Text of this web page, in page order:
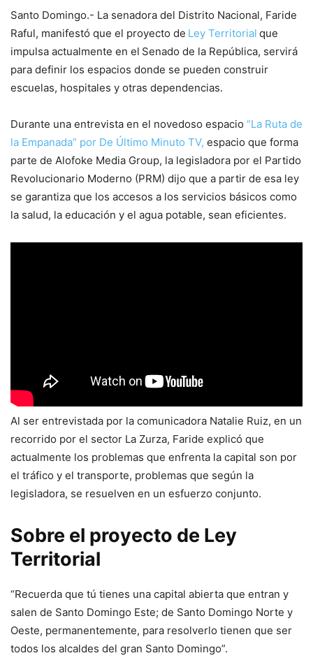
Santo Domingo.- La senadora del Distrito Nacional, Faride
Raful, manifestó que el proyecto de Ley Territorial que
impulsa actualmente en el Senado de la República, servirá
para definir los espacios donde se pueden construir
escuelas, hospitales y otras dependencias.
Durante una entrevista en el novedoso espacio “La Ruta de
la Empanada” por De Último Minuto TV, espacio que forma
parte de Alofoke Media Group, la legisladora por el Partido
Revolucionario Moderno (PRM) dijo que a partir de esa ley
se garantiza que los accesos a los servicios básicos como
la salud, la educación y el agua potable, sean eficientes.
Al ser entrevistada por la comunicadora Natalie Ruiz, en un
recorrido por el sector La Zurza, Faride explicó que
actualmente los problemas que enfrenta la capital son por
el tráfico y el transporte, problemas que según la
legisladora, se resuelven en un esfuerzo conjunto.
Sobre el proyecto de Ley
Territorial
“Recuerda que tú tienes una capital abierta que entran y
salen de Santo Domingo Este; de Santo Domingo Norte y
Oeste, permanentemente, para resolverlo tienen que ser
todos los alcaldes del gran Santo Domingo”.